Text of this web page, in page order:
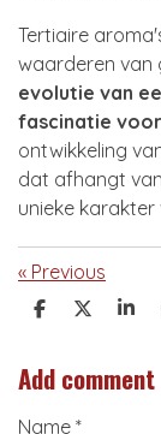
Tertiaire
waarderen van
evolutie van
fascinatie
ontwikkeling
dat afhangt
unieke karakter
« Previous
S
r
e
S
r
e
S
r
e
Add comment
Name *